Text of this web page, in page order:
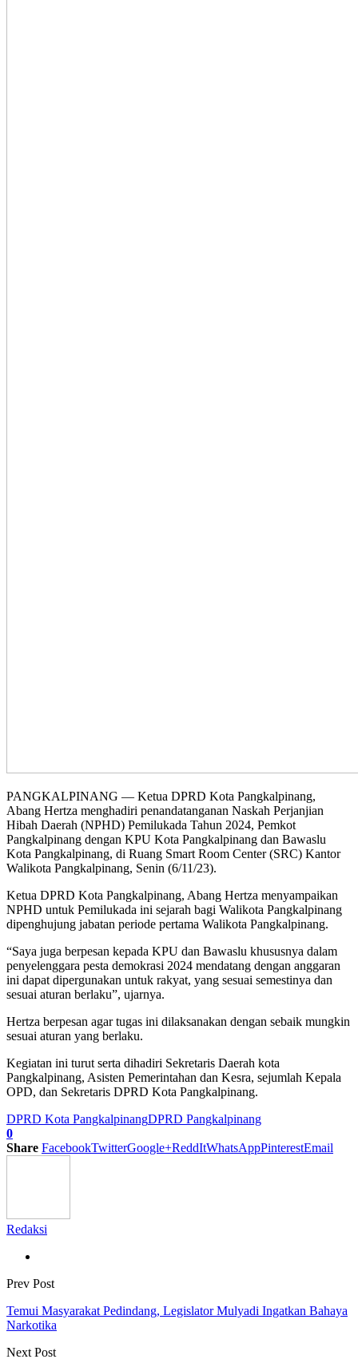
PANGKALPINANG — Ketua DPRD Kota Pangkalpinang,
Abang Hertza menghadiri penandatanganan Naskah Perjanjian
Hibah Daerah (NPHD) Pemilukada Tahun 2024, Pemkot
Pangkalpinang dengan KPU Kota Pangkalpinang dan Bawaslu
Kota Pangkalpinang, di Ruang Smart Room Center (SRC) Kantor
Walikota Pangkalpinang, Senin (6/11/23).
Ketua DPRD Kota Pangkalpinang, Abang Hertza menyampaikan
NPHD untuk Pemilukada ini sejarah bagi Walikota Pangkalpinang
dipenghujung jabatan periode pertama Walikota Pangkalpinang.
“Saya juga berpesan kepada KPU dan Bawaslu khususnya dalam
penyelenggara pesta demokrasi 2024 mendatang dengan anggaran
ini dapat dipergunakan untuk rakyat, yang sesuai semestinya dan
sesuai aturan berlaku”, ujarnya.
Hertza berpesan agar tugas ini dilaksanakan dengan sebaik mungkin
sesuai aturan yang berlaku.
Kegiatan ini turut serta dihadiri Sekretaris Daerah kota
Pangkalpinang, Asisten Pemerintahan dan Kesra, sejumlah Kepala
OPD, dan Sekretaris DPRD Kota Pangkalpinang.
DPRD Kota PangkalpinangDPRD Pangkalpinang
0
Share FacebookTwitterGoogle+ReddItWhatsAppPinterestEmail
Redaksi
Prev Post
Temui Masyarakat Pedindang, Legislator Mulyadi Ingatkan Bahaya
Narkotika
Next Post